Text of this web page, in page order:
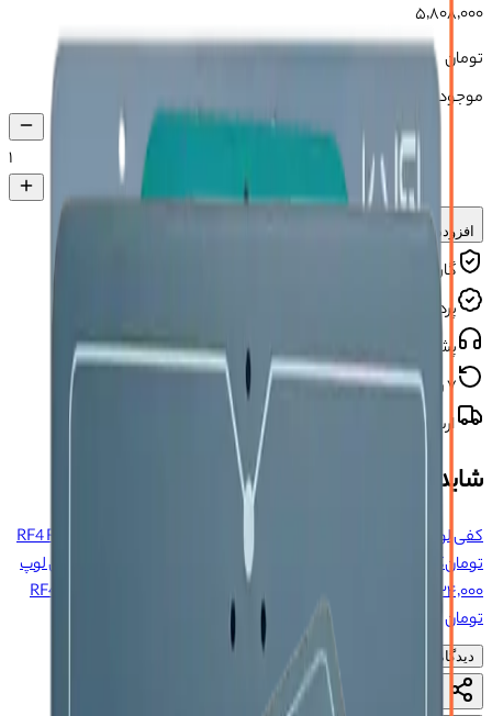
۵٬۸۰۸٬۰۰۰
تومان
موجود در انبار
۱
افزودن به سبد خرید
گارانتی سلامت محصول
پرداخت امن و مطمئن
پشتیبانی آنلاین و تلفنی
۷ روز ضمانت بازگشت
ارسال سریع و مطمئن
شاید این محصولات را بپسندید
کفی لوپ KAISI PLUS
تومانکفی لوپ EASYFIX DIAMOND DA-51
کفی لوپ
۸٬۷۳۴٬۰۰۰ تومان کفی لوپ RF4 RF-7050TV
تومان
دیدگاه‌ها (